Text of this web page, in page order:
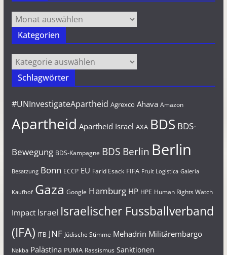
Archiv
Kategorien
Kategorien
Schlagwörter
#UNInvestigateApartheid Agrexco Ahava Amazon
Apartheid Apartheid Israel AXA BDS BDS-
Bewegung BDS-Kampagne BDS Berlin Berlin
Besatzung Bonn ECCP EU Farid Esack FIFA Fruit Logistica Galeria
Kaufhof Gaza Google Hamburg HP HPE Human Rights Watch
Impact Israel Israelischer Fussballverband
(IFA) ITB JNF Jüdische Stimme Mehadrin Militärembargo
Nakba Palästina PUMA Rassismus Sanktionen